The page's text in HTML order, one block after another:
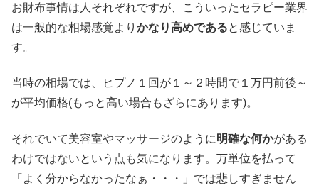
お財布事情は人それぞれですが、こういったセラピー業界
は一般的な相場感覚より かなり高めであると感じていま
す。
当時の相場では、ヒプノ１回が１～２時間で１万円前後～
が平均価格(もっと高い場合もざらにあります)。
それでいて美容室やマッサージのように明確な何かがある
わけではないという点も気になります。万単位を払って
「よく分からなかったなぁ・・・」では悲しすぎません